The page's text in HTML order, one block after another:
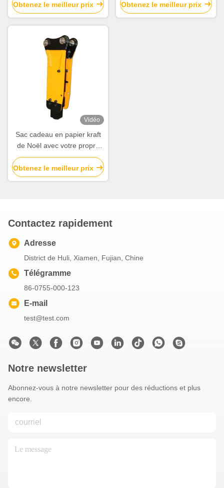
Obtenez le meilleur prix
Obtenez le meilleur prix
Vidéo
Sac cadeau en papier kraft
de Noël avec votre propre
logo pour la fête de Noël
Obtenez le meilleur prix
Contactez rapidement
Adresse
District de Huli, Xiamen, Fujian, Chine
Télégramme
86-0755-000-123
E-mail
test@test.com
Notre newsletter
Abonnez-vous à notre newsletter pour des réductions et plus
encore.